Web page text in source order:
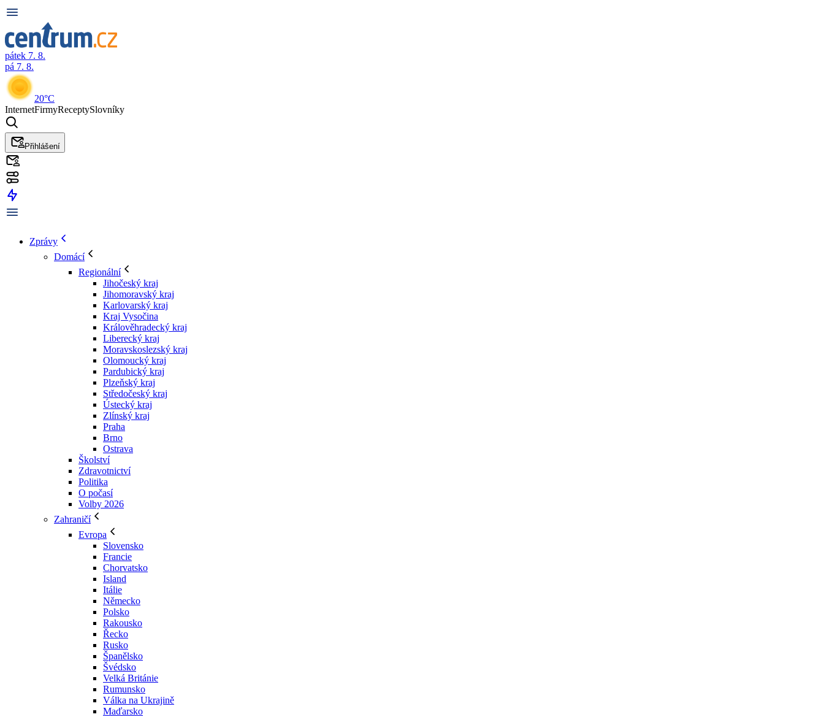
pátek 7. 8.
pá 7. 8.
20°C
InternetFirmyReceptySlovníky
Přihlášení
Zprávy
Domácí
Regionální
Jihočeský kraj
Jihomoravský kraj
Karlovarský kraj
Kraj Vysočina
Králověhradecký kraj
Liberecký kraj
Moravskoslezský kraj
Olomoucký kraj
Pardubický kraj
Plzeňský kraj
Středočeský kraj
Ústecký kraj
Zlínský kraj
Praha
Brno
Ostrava
Školství
Zdravotnictví
Politika
O počasí
Volby 2026
Zahraničí
Evropa
Slovensko
Francie
Chorvatsko
Island
Itálie
Německo
Polsko
Rakousko
Řecko
Rusko
Španělsko
Švédsko
Velká Británie
Rumunsko
Válka na Ukrajině
Maďarsko